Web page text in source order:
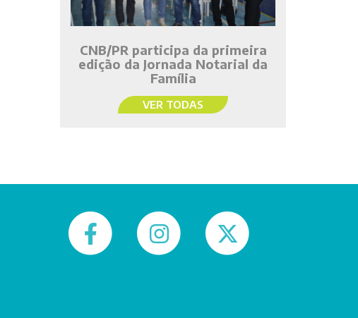
CNB/PR participa da primeira
edição da Jornada Notarial da
Família
VER TODAS